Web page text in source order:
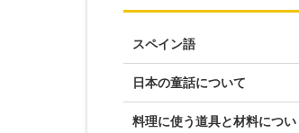
スペイン語
日本の童話について
料理に使う道具と材料につい